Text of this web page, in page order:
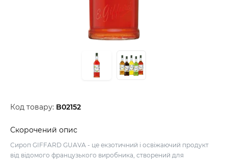
Код товару: B02152
Скорочений опис
Сироп GIFFARD GUAVA - це екзотичний і освіжаючий продукт
від відомого французького виробника, створений для